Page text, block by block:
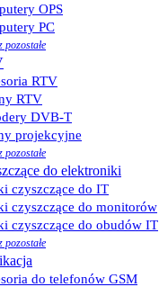
OPS
PC
pozostałe
RTV
RTV
DVB-T
projekcyjne
pozostałe
do elektroniki
czyszczące do IT
czyszczące do monitorów
czyszczące do obudów IT
pozostałe
do telefonów GSM